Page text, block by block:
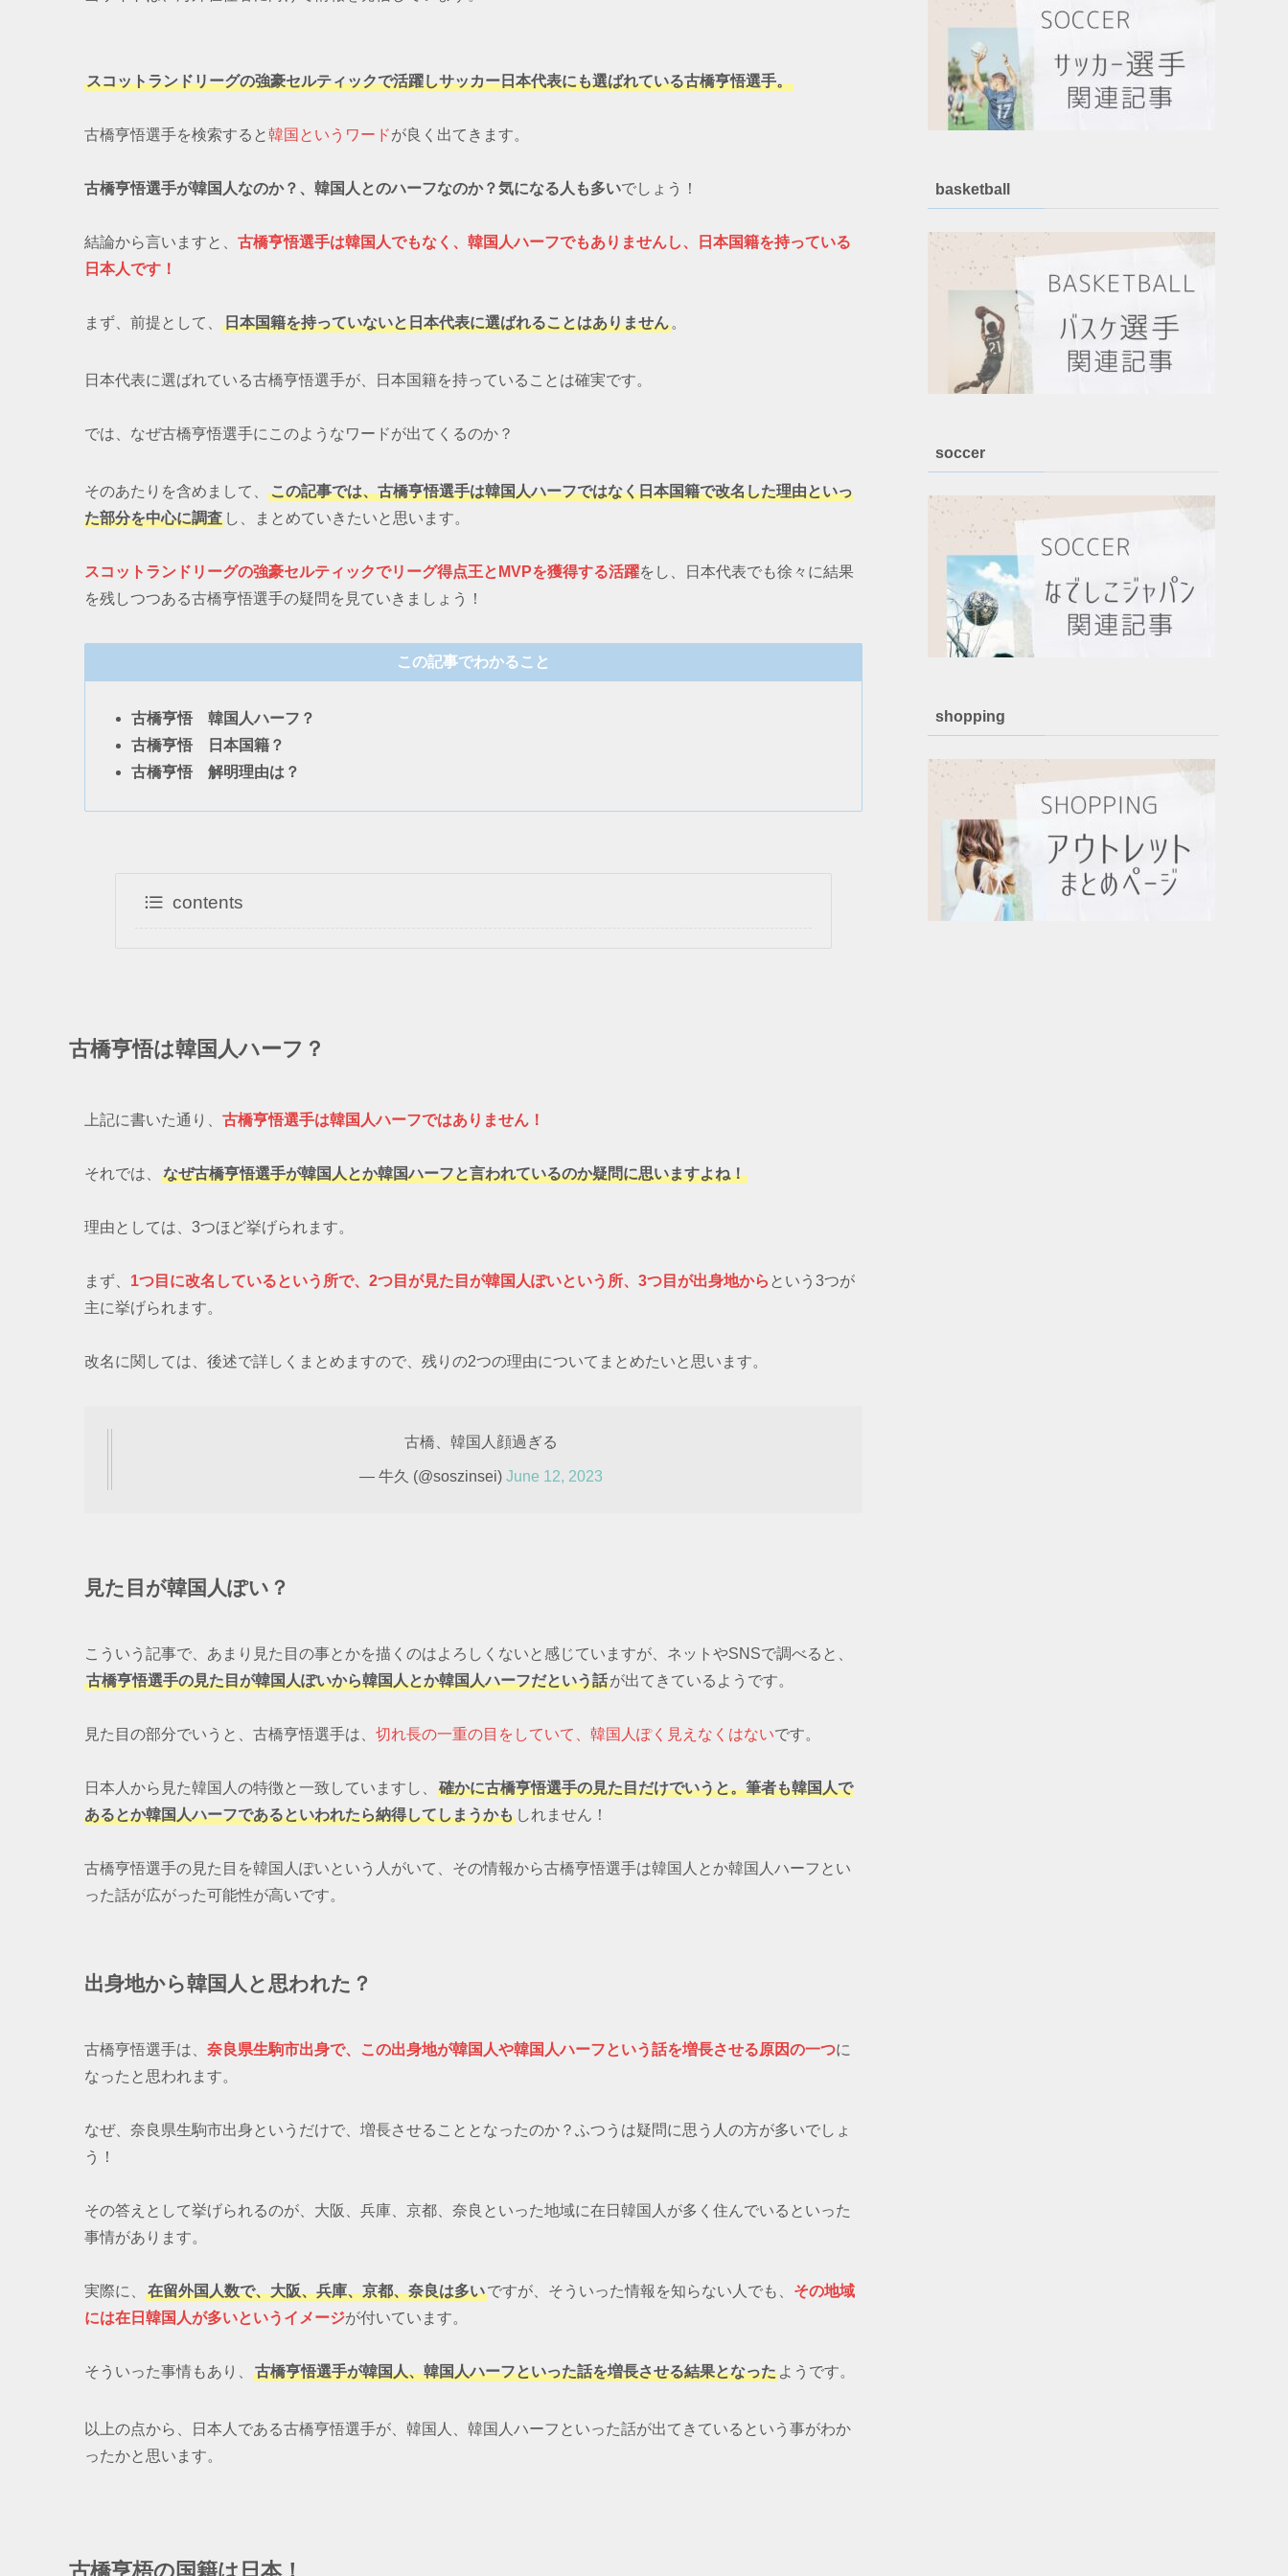
スコットランドリーグの強豪セルティックで活躍しサッカー日本代表にも選ばれている古橋亨悟選手。
古橋亨悟選手を検索すると韓国というワードが良く出てきます。
古橋亨悟選手が韓国人なのか？、韓国人とのハーフなのか？気になる人も多いでしょう！
結論から言いますと、 古橋亨悟選手は韓国人でもなく、韓国人ハーフでもありませんし、日本国籍を持っている
日本人です！
まず、前提として、 日本国籍を持っていないと日本代表に選ばれることはありません 。
日本代表に選ばれている古橋亨悟選手が、日本国籍を持っていることは確実です。
では、なぜ古橋亨悟選手にこのようなワードが出てくるのか？
そのあたりを含めまして、
この記事では、古橋亨悟選手は韓国人ハーフではなく日本国籍で改名した理由といっ
た部分を中心に調査 し、まとめていきたいと思います。
スコットランドリーグの強豪セルティックでリーグ得点王とMVPを獲得する活躍をし、日本代表でも徐々に結果
を残しつつある古橋亨悟選手の疑問を見ていきましょう！
この記事でわかること
古橋亨悟 韓国人ハーフ？
古橋亨悟 日本国籍？
古橋亨悟 解明理由は？
contents
古橋亨悟は韓国人ハーフ？
上記に書いた通り、 古橋亨悟選手は韓国人ハーフではありません！
それでは、 なぜ古橋亨悟選手が韓国人とか韓国ハーフと言われているのか疑問に思いますよね！
理由としては、3つほど挙げられます。
まず、 1つ目に改名しているという所で、2つ目が見た目が韓国人ぽいという所、3つ目が出身地から という3つが
主に挙げられます。
改名に関しては、後述で詳しくまとめますので、残りの2つの理由についてまとめたいと思います。
古橋、韓国人顔過ぎる
— 牛久 (@soszinsei) June 12, 2023
見た目が韓国人ぽい？
こういう記事で、あまり見た目の事とかを描くのはよろしくないと感じていますが、ネットやSNSで調べると、
古橋亨悟選手の見た目が韓国人ぽいから韓国人とか韓国人ハーフだという話が出てきているようです。
見た目の部分でいうと、古橋亨悟選手は、 切れ長の一重の目をしていて、韓国人ぽく見えなくはないです。
日本人から見た韓国人の特徴と一致していますし、
確かに古橋亨悟選手の見た目だけでいうと。筆者も韓国人で
あるとか韓国人ハーフであるといわれたら納得してしまうかも しれません！
古橋亨悟選手の見た目を韓国人ぽいという人がいて、その情報から古橋亨悟選手は韓国人とか韓国人ハーフとい
った話が広がった可能性が高いです。
出身地から韓国人と思われた？
古橋亨悟選手は、 奈良県生駒市出身で、この出身地が韓国人や韓国人ハーフという話を増長させる原因の一つに
なったと思われます。
なぜ、奈良県生駒市出身というだけで、増長させることとなったのか？ふつうは疑問に思う人の方が多いでしょ
う！
その答えとして挙げられるのが、大阪、兵庫、京都、奈良といった地域に在日韓国人が多く住んでいるといった
事情があります。
実際に、 在留外国人数で、大阪、兵庫、京都、奈良は多いですが、そういった情報を知らない人でも、 その地域
には在日韓国人が多いというイメージが付いています。
そういった事情もあり、 古橋亨悟選手が韓国人、韓国人ハーフといった話を増長させる結果となった ようです。
以上の点から、日本人である古橋亨悟選手が、韓国人、韓国人ハーフといった話が出てきているという事がわか
ったかと思います。
古橋亨梧の国籍は日本！
basketball
soccer
shopping